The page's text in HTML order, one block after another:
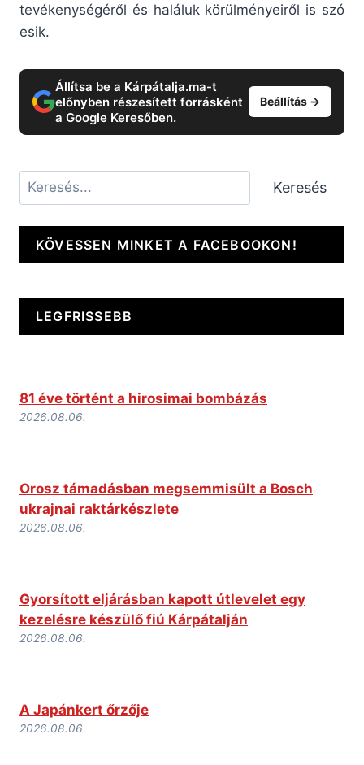
tevékenységéről és haláluk körülményeiről is szó
esik.
Állítsa be a Kárpátalja.ma-t
előnyben részesített forrásként
a Google Keresőben.
Beállítás →
Keresés Keresés
KÖVESSEN MINKET A FACEBOOKON!
LEGFRISSEBB
81 éve történt a hirosimai bombázás
2026.08.06.
Orosz támadásban megsemmisült a Bosch
ukrajnai raktárkészlete
2026.08.06.
Gyorsított eljárásban kapott útlevelet egy
kezelésre készülő fiú Kárpátalján
2026.08.06.
A Japánkert őrzője
2026.08.06.